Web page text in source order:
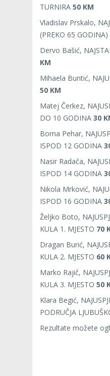
TURNIRA 50 KM
Vladislav Prskalo,
(PREKO 65 GODINA)
Dervo Bašić,
KM
Mihaela Buntić,
50 KM
Matej Čerkez,
DO 10 GODINA 30
Borna Pehar,
ISPOD 12 GODINA
Nasir Radača,
ISPOD 14 GODINA
Nikola Mrković,
ISPOD 16 GODINA
Željko Boto,
KULA 1. MJESTO 70
Dragan Burić,
KULA 2. MJESTO 60
Marko Rajič,
KULA 3. MJESTO 50
Klara Begić,
PODRUČJA
Rezultate možete